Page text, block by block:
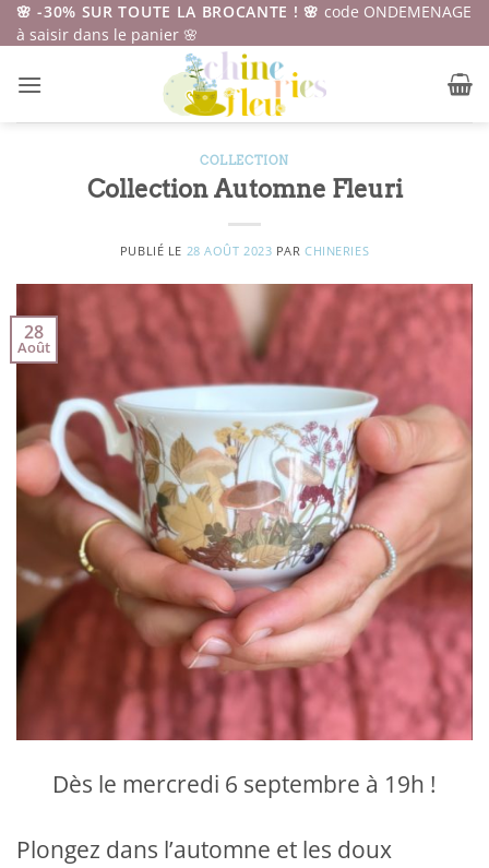
Passer
au
🌸 -30% SUR TOUTE LA BROCANTE ! 🌸 code ONDEMENAGE
à saisir dans le panier 🌸
COLLECTION
Collection Automne Fleuri
PUBLIÉ LE 28 AOÛT 2023 PARCHINERIES
28
Août
Dès le mercredi 6 septembre à 19h !
Plongez dans l’automne et les doux